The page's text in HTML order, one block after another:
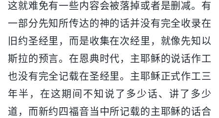
这就难免有一些内容会被落掉或者是删减。有
一部分先知所传达的神的话并没有完全收录在
旧约圣经里，而是收集在次经里，就像先知以
斯拉的预言。在恩典时代，主耶稣的说话作工
也没有完全记载在圣经里。主耶稣正式作工三
年半，在这期间不知说了多少话、讲了多少
道，而新约四福音当中所记载的主耶稣的话合